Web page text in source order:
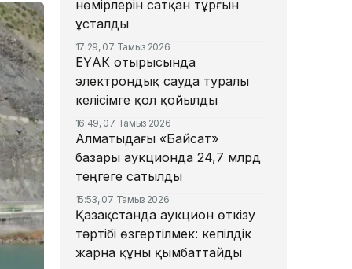
нөмірлерін сатқан тұрғын
ұсталды
17:29, 07 Тамыз 2026
ЕҮАК отырысында
электрондық сауда туралы
келісімге қол қойылды
16:49, 07 Тамыз 2026
Алматыдағы «Байсат»
базары аукционда 24,7 млрд
теңгеге сатылды
15:53, 07 Тамыз 2026
Қазақстанда аукцион өткізу
тәртібі өзгертілмек: кепілдік
жарна құны қымбаттайды